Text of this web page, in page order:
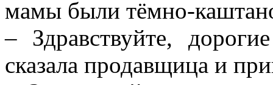
мамы были тёмно-
– Здравствуйте,
сказала продавщица и